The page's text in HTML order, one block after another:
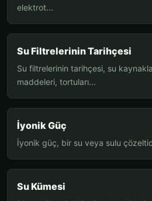
elektrot...
Su Filtrelerinin Tarihçesi
Su filtrelerinin tarihçesi, su
maddeleri, tortuları...
İyonik Güç
İyonik güç, bir su veya sulu
Su Kümesi